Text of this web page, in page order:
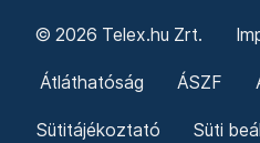
© 2026 Telex.hu Zrt.
Átláthatóság ÁSZF
Sütitájékoztató Süti